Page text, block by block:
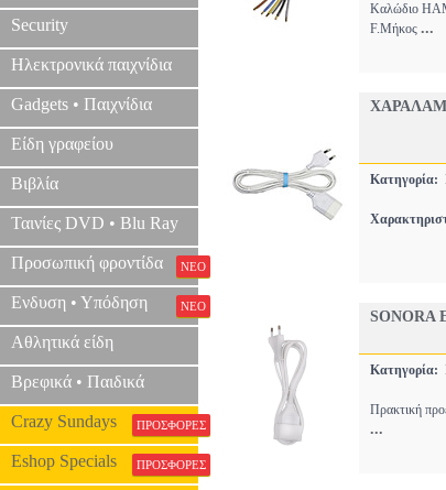
Security
Ηλεκτρονικά παιχνίδια
Gadgets • Παιχνίδια
Είδη γραφείου
Βιβλία
Ταινίες DVD • Blu Ray
Προσωπική φροντίδα ΝΕΟ
Ενδυση • Υπόδηση ΝΕΟ
Αθλητικά είδη
Βρεφικά • Παιδικά
Crazy Sundays ΠΡΟΣΦΟΡΕΣ
Eshop Specials ΠΡΟΣΦΟΡΕΣ
Καλώδιο
F.Μήκος ...
Κατηγορία:
Κατηγορία:
Πρακτική
...